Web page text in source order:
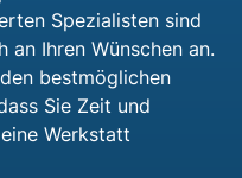
Spezialisten sind
Ihren Wünschen an.
bestmöglichen
Sie Zeit und
Werkstatt